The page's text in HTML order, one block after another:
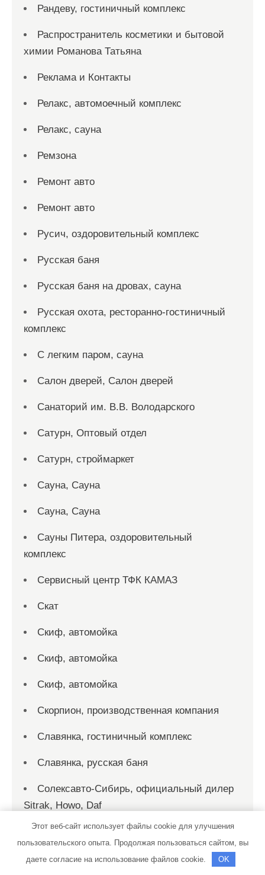
Рандеву, гостиничный комплекс
Распространитель косметики и бытовой
химии Романова Татьяна
Реклама и Контакты
Релакс, автомоечный комплекс
Релакс, сауна
Ремзона
Ремонт авто
Ремонт авто
Русич, оздоровительный комплекс
Русская баня
Русская баня на дровах, сауна
Русская охота, ресторанно-гостиничный
комплекс
С легким паром, сауна
Салон дверей, Салон дверей
Санаторий им. В.В. Володарского
Сатурн, Оптовый отдел
Сатурн, строймаркет
Сауна, Сауна
Сауна, Сауна
Сауны Питера, оздоровительный
комплекс
Сервисный центр ТФК КАМАЗ
Скат
Скиф, автомойка
Скиф, автомойка
Скиф, автомойка
Скорпион, производственная компания
Славянка, гостиничный комплекс
Славянка, русская баня
Солексавто-Сибирь, официальный дилер
Sitrak, Howo, Daf
Солнечная дача
Солярис, сауна
Этот веб-сайт использует файлы cookie для улучшения
пользовательского опыта. Продолжая пользоваться сайтом, вы
даете согласие на использование файлов cookie.
OK